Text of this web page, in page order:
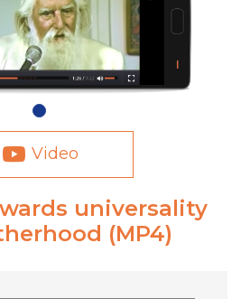
Video
universality
(MP4)